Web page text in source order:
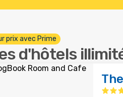
prix avec Prime
d'hôtels